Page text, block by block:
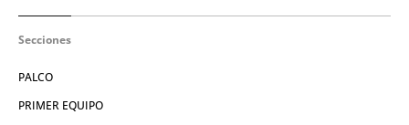
Secciones
PALCO
PRIMER EQUIPO